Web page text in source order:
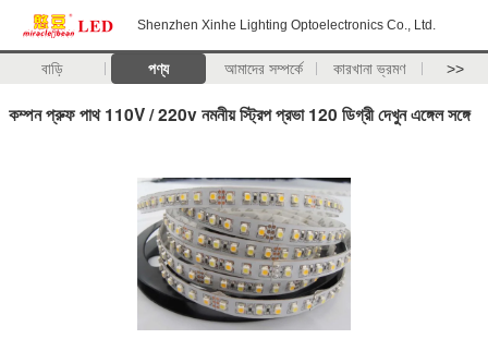
Shenzhen Xinhe Lighting Optoelectronics Co., Ltd.
বাড়ি পণ্য আমাদের সম্পর্কে কারখানা ভ্রমণ >>
কম্পন প্রুফ পাথ 110V / 220v নমনীয় স্ট্রিপ প্রভা 120 ডিগ্রী দেখুন এঙ্গেল সঙ্গে